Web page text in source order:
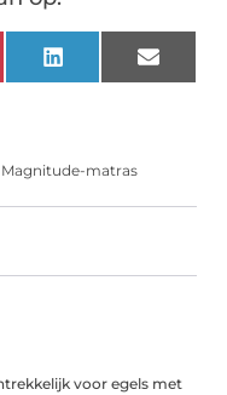
LinkedIn Email
Magnitude-matras
voor egels met